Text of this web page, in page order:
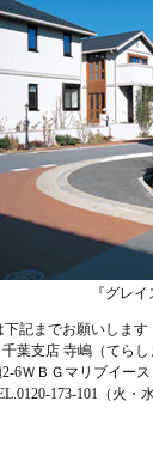
『グレ
下記までお願いします
葉支店 寺嶋（てらし
6ＷＢＧマリブイース
173-101（火・